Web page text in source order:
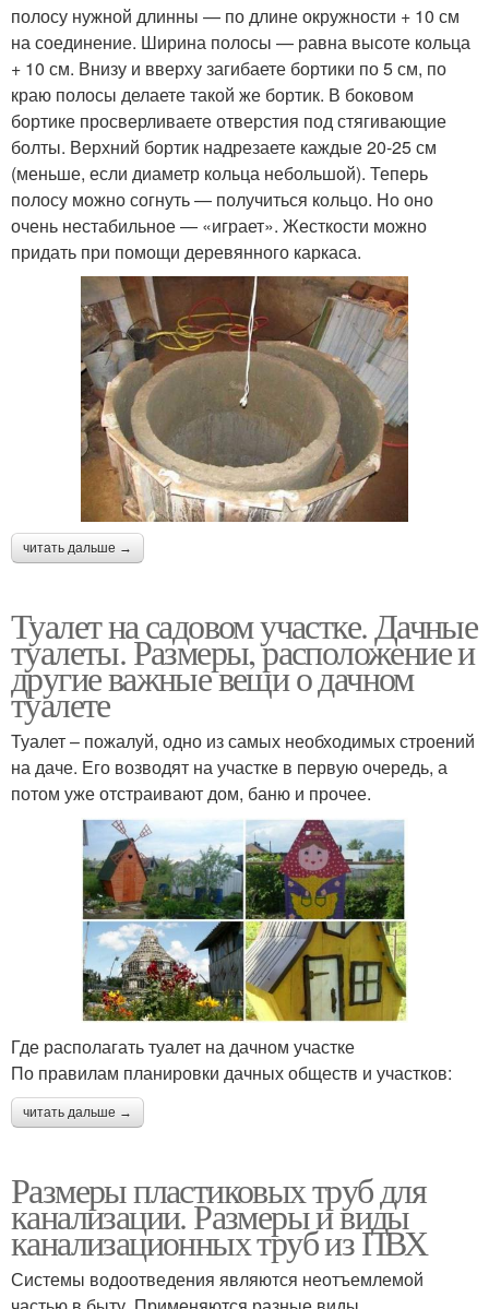
полосу нужной длинны — по длине окружности + 10 см
на соединение. Ширина полосы — равна высоте кольца
+ 10 см. Внизу и вверху загибаете бортики по 5 см, по
краю полосы делаете такой же бортик. В боковом
бортике просверливаете отверстия под стягивающие
болты. Верхний бортик надрезаете каждые 20-25 см
(меньше, если диаметр кольца небольшой). Теперь
полосу можно согнуть — получиться кольцо. Но оно
очень нестабильное — «играет». Жесткости можно
придать при помощи деревянного каркаса.
читать дальше →
Туалет на садовом участке. Дачные
туалеты. Размеры, расположение и
другие важные вещи о дачном
туалете
Туалет – пожалуй, одно из самых необходимых строений
на даче. Его возводят на участке в первую очередь, а
потом уже отстраивают дом, баню и прочее.
Где располагать туалет на дачном участке
По правилам планировки дачных обществ и участков:
читать дальше →
Размеры пластиковых труб для
канализации. Размеры и виды
канализационных труб из ПВХ
Системы водоотведения являются неотъемлемой